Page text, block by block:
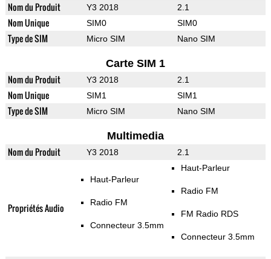
Nom du Produit Y3 2018 2.1
Nom Unique SIM0 SIM0
Type de SIM Micro SIM Nano SIM
Carte SIM 1
Nom du Produit Y3 2018 2.1
Nom Unique SIM1 SIM1
Type de SIM Micro SIM Nano SIM
Multimedia
Nom du Produit Y3 2018 2.1
Propriétés Audio
Haut-Parleur
Radio FM
Connecteur 3.5mm
Haut-Parleur
Radio FM
FM Radio RDS
Connecteur 3.5mm